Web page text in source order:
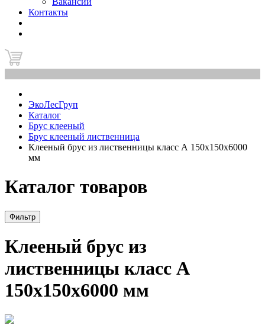
Контакты
ЭкоЛесГруп
Каталог
Брус клееный
Брус клееный лиственница
Клееный брус из лиственницы класс А 150x150x6000
мм
Каталог товаров
Фильтр
Клееный брус из
лиственницы класс А
150x150x6000 мм